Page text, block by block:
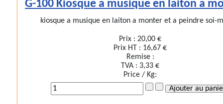
G-100 Kiosque a musique en laiton a
kiosque a musique en laiton a monter et a peindre soi-
Prix :20,00 €
Prix HT : 16,67 €
Remise :
TVA : 3,33 €
Price / Kg: